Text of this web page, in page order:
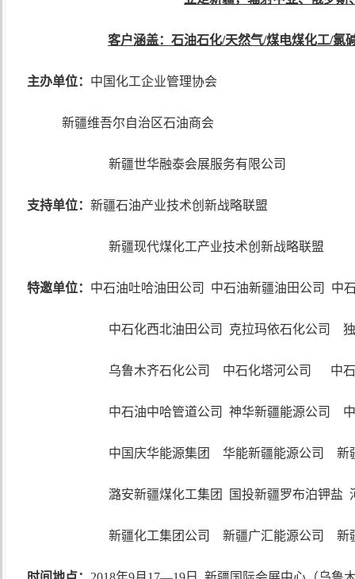
客户涵盖：石油石化/天然气/煤电煤化工/氯
主办单位： 中国化工企业管理协会
新疆维吾尔自治区石油商会
新疆世华融泰会展服务有限公司
支持单位： 新疆石油产业技术创新战略联盟
新疆现代煤化工产业技术创新战略联盟
特邀单位： 中石油吐哈油田公司 中石油新疆油田公司 中
中石化西北油田公司 克拉玛依石化公司
乌鲁木齐石化公司 中石化塔河公司 中
中石油中哈管道公司 神华新疆能源公司
中国庆华能源集团 华能新疆能源公司 新
潞安新疆煤化工集团 国投新疆罗布泊钾盐
新疆化工集团公司 新疆广汇能源公司 新